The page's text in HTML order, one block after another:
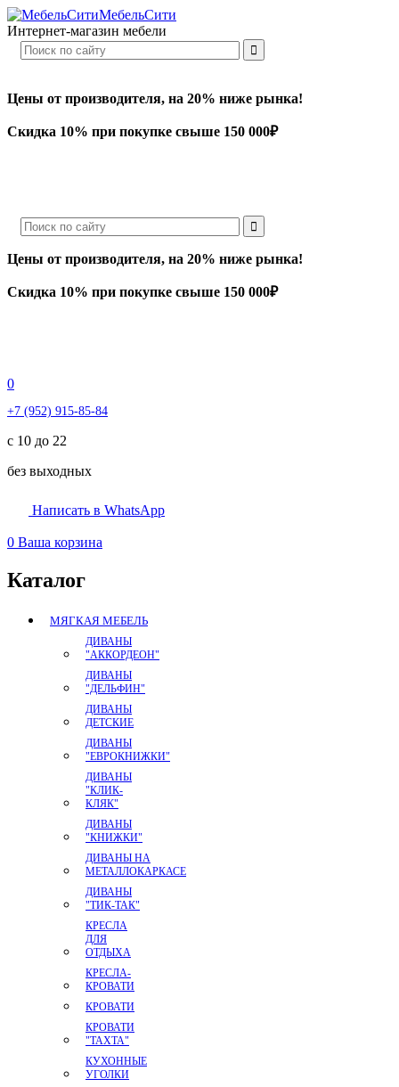
МебельСити
Интернет-магазин мебели
Цены от производителя, на 20% ниже рынка!
Скидка 10% при покупке свыше 150 000₽
Цены от производителя, на 20% ниже рынка!
Скидка 10% при покупке свыше 150 000₽
0
+7 (952) 915-85-84
с 10 до 22
без выходных
Написать в WhatsApp
0 Ваша корзина
Каталог
МЯГКАЯ МЕБЕЛЬ
ДИВАНЫ
"АККОРДЕОН"
ДИВАНЫ
"ДЕЛЬФИН"
ДИВАНЫ
ДЕТСКИЕ
ДИВАНЫ
"ЕВРОКНИЖКИ"
ДИВАНЫ
"КЛИК-
КЛЯК"
ДИВАНЫ
"КНИЖКИ"
ДИВАНЫ НА
МЕТАЛЛОКАРКАСЕ
ДИВАНЫ
"ТИК-ТАК"
КРЕСЛА
ДЛЯ
ОТДЫХА
КРЕСЛА-
КРОВАТИ
КРОВАТИ
КРОВАТИ
"ТАХТА"
КУХОННЫЕ
УГОЛКИ